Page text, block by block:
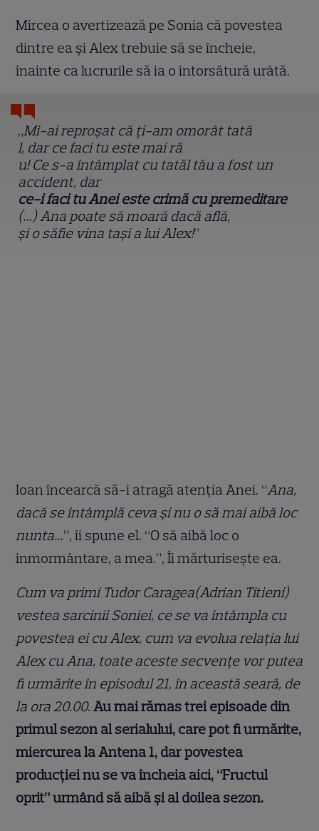
Mircea o avertizează pe Sonia că povestea
dintre ea și Alex trebuie să se încheie,
înainte ca lucrurile să ia o întorsătură urâtă.
„Mi-ai reproșat că ți-am omorât tată
l, dar ce faci tu este mai ră
u! Ce s-a întâmplat cu tatăl tău a fost un
accident, dar
ce-i faci tu Anei este crimă cu premeditare
(…) Ana poate să moară dacă află,
și o săfie vina tași a lui Alex!”
Ioan încearcă să-i atragă atenția Anei. “Ana,
dacă se întâmplă ceva și nu o sămai aibăloc
nunta…”, îi spune el. “O să aibă loc o
înmormântare, a mea.”, Îi mărturisește ea.
Cum va primi Tudor Caragea(Adrian Titieni)
vestea sarcinii Soniei, ce se va întâmpla cu
povestea ei cu Alex, cum va evolua relația lui
Alex cu Ana, toate aceste secvențe vor putea
fi urmărite în episodul 21, în această seară, de
la ora 20.00.Au mai rămas trei episoade din
primul sezon al serialului, care pot fi urmărite,
miercurea la Antena 1, dar povestea
producției nu se vaîncheia aici, “Fructul
oprit” urmând să aibă și al doilea sezon.